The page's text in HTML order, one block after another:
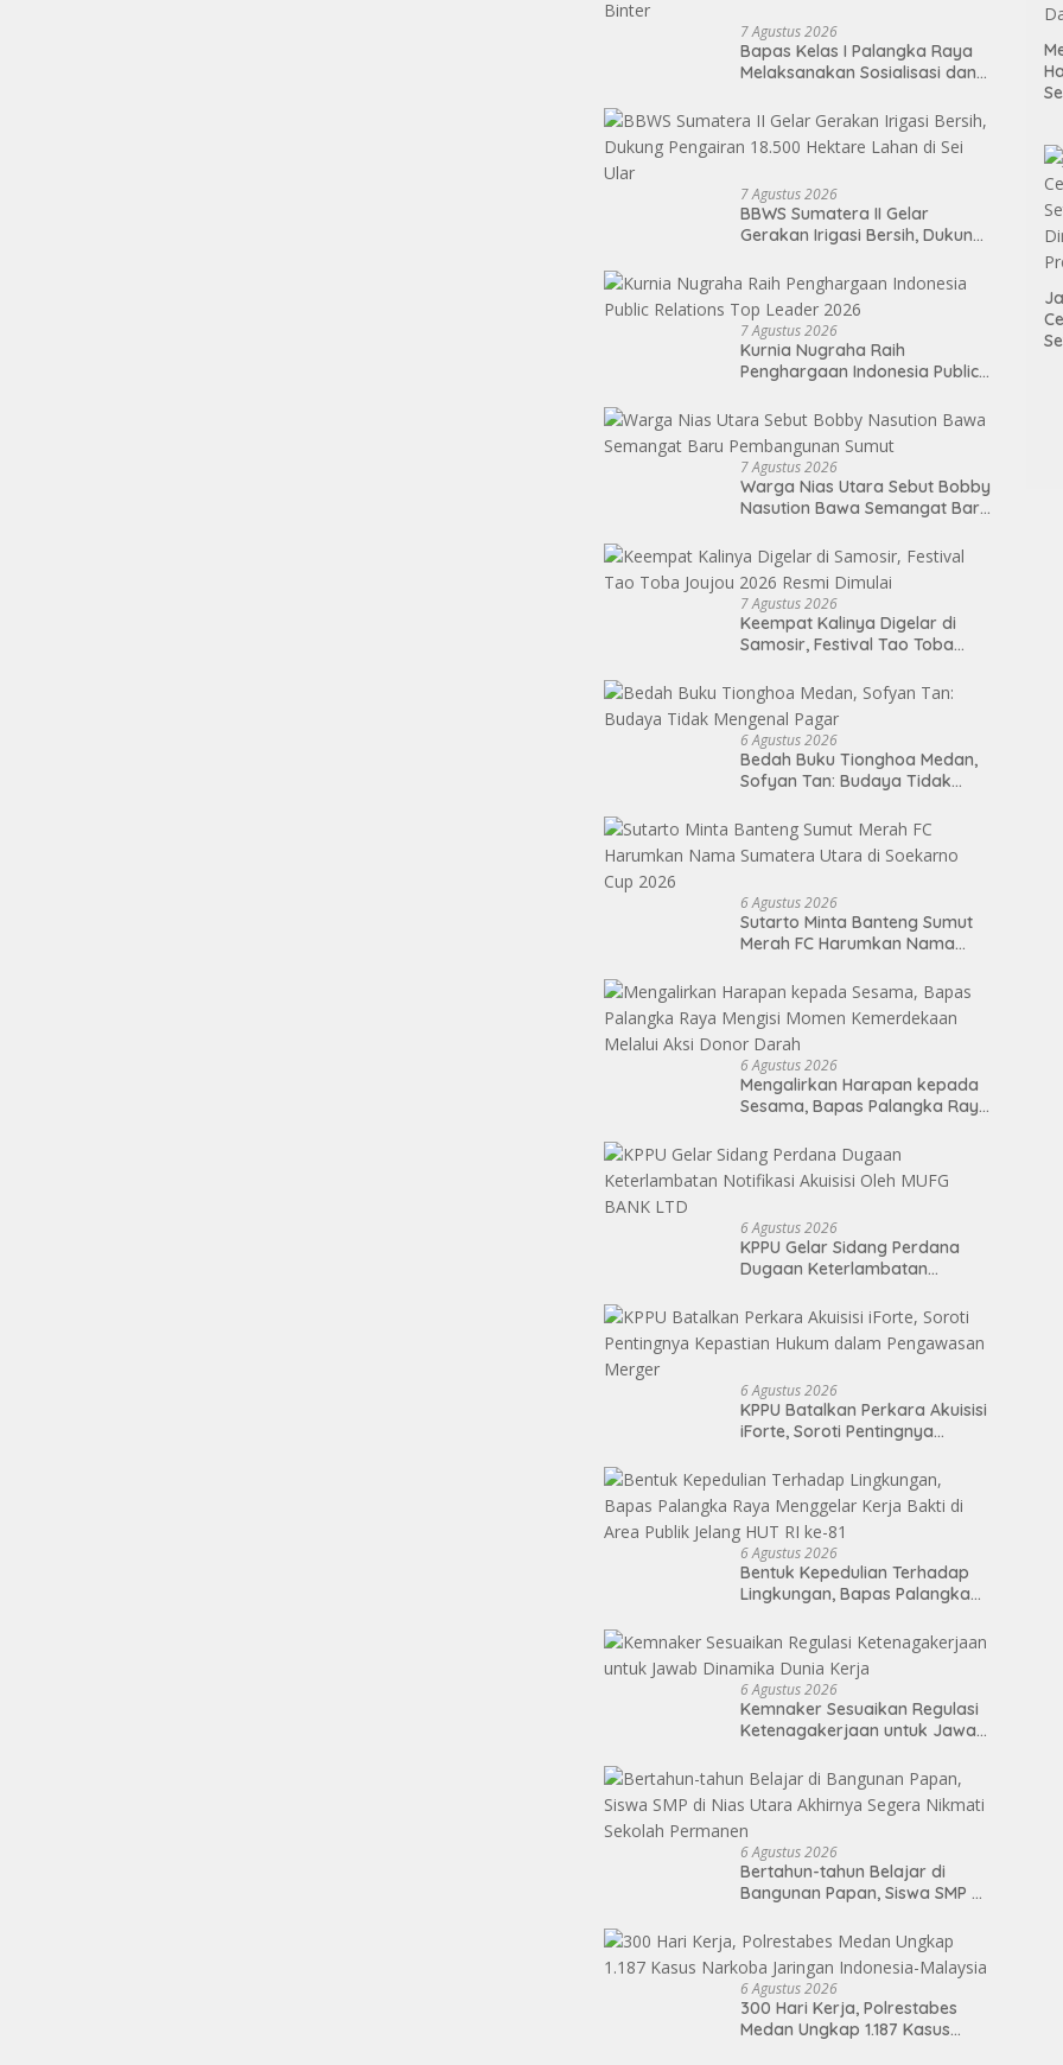
7 Agustus 2026
Bapas Kelas I Palangka Raya
Melaksanakan Sosialisasi dan
Kelayan Binter
7 Agustus 2026
BBWS Sumatera II Gelar
Gerakan Irigasi Bersih, Dukung
Lahan di Sei Ular
7 Agustus 2026
Kurnia Nugraha Raih
Penghargaan Indonesia Public
7 Agustus 2026
Warga Nias Utara Sebut Bobby
Nasution Bawa Semangat Baru
7 Agustus 2026
Keempat Kalinya Digelar di
Samosir, Festival Tao Toba
6 Agustus 2026
Bedah Buku Tionghoa Medan,
Sofyan Tan: Budaya Tidak
6 Agustus 2026
Sutarto Minta Banteng Sumut
Merah FC Harumkan Nama
Cup 2026
6 Agustus 2026
Mengalirkan Harapan kepada
Sesama, Bapas Palangka Raya
Melalui Aksi Donor Darah
6 Agustus 2026
KPPU Gelar Sidang Perdana
Dugaan Keterlambatan
BANK LTD
6 Agustus 2026
KPPU Batalkan Perkara Akuisisi
iForte, Soroti Pentingnya
Pengawasan Merger
6 Agustus 2026
Bentuk Kepedulian Terhadap
Lingkungan, Bapas Palangka
Area Publik Jelang HUT RI ke-81
6 Agustus 2026
Kemnaker Sesuaikan Regulasi
Ketenagakerjaan untuk Jawab
6 Agustus 2026
Bertahun-tahun Belajar di
Bangunan Papan, Siswa SMP di
Nikmati Sekolah Permanen
6 Agustus 2026
300 Hari Kerja, Polrestabes
Medan Ungkap 1.187 Kasus